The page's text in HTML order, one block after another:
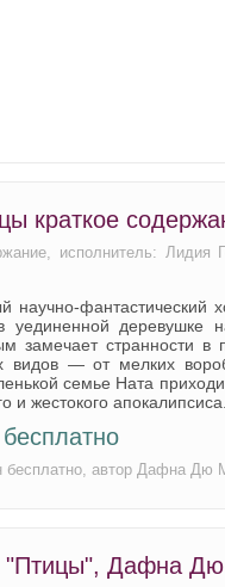
краткое
исполнитель: Лидия
научно-
в уединенной
замечает странности
видов — от мелких
семье Ната
и жестокого апокалипсиса.
бесплатно, автор Дафна Дю
"Птицы", Дафна